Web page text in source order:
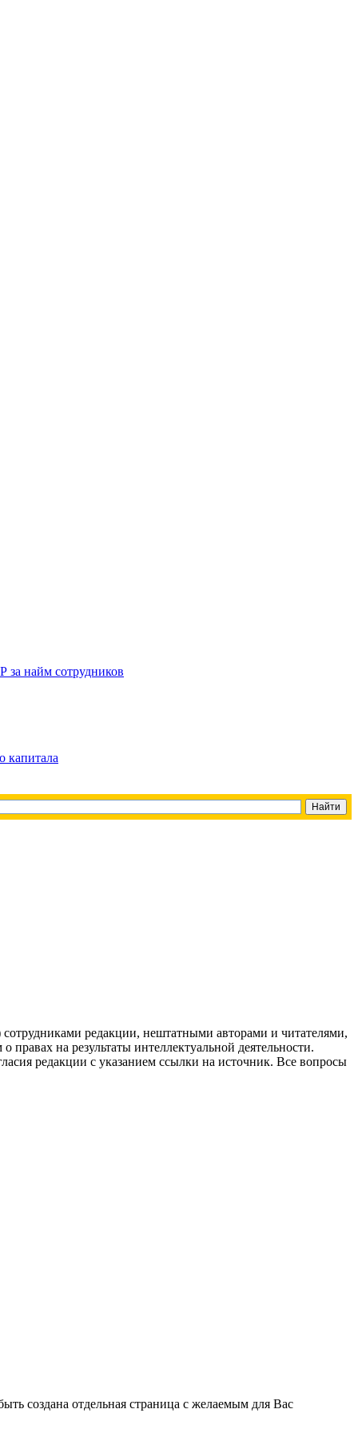
за найм сотрудников
капитала
редакции, нештатными авторами и читателями,
на результаты интеллектуальной деятельности.
редакции с указанием ссылки на источник. Все вопросы
создана отдельная страница с желаемым для Вас